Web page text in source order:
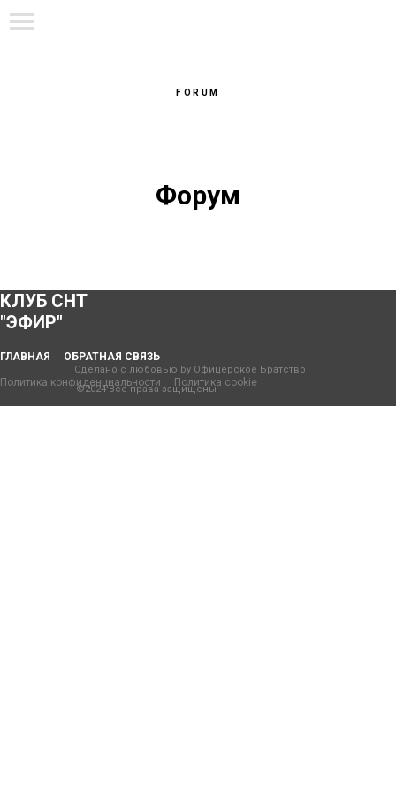
FORUM
Форум
КЛУБ СНТ
"ЭФИР"
ГЛАВНАЯ ОБРАТНАЯ СВЯЗЬ
Политика конфиденциальности Политика cookie
©2024 Все права защищены
Сделано с любовью by Офицерское Братство